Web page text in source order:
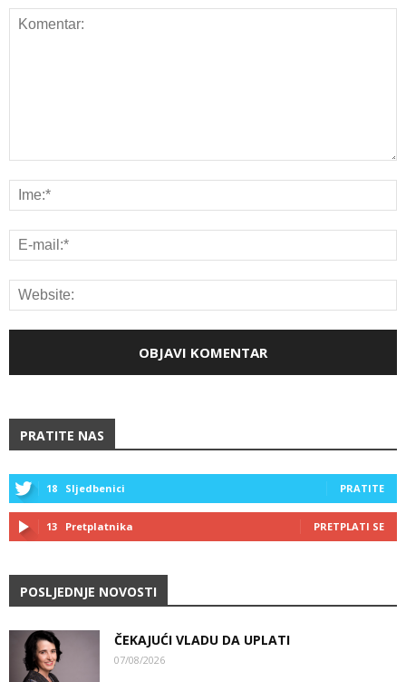
PRATITE NAS
18 Sljedbenici PRATITE
13 Pretplatnika PRETPLATI SE
POSLJEDNJE NOVOSTI
ČEKAJUĆI VLADU DA UPLATI
07/08/2026